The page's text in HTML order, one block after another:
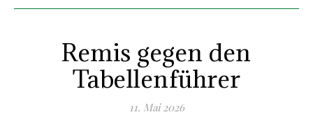
Remis gegen den
Tabellenführer
11. Mai 2026